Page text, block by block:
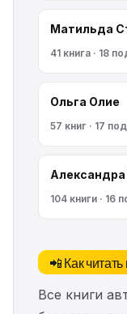
Матильда
41 книга · 18
Ольга Олие
57 книг · 17
104 книги · 16
📲 Как
Все книги